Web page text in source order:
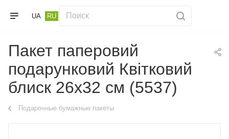
UA RU
Пакет паперовий
подарунковий Квітковий
блиск 26х32 см (5537)
Подарочные бумажные пакеты